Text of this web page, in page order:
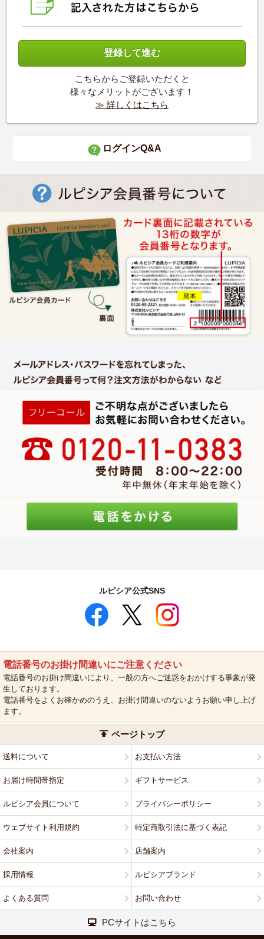
こちらからご登録いただくと
様々なメリットがございます！
≫ 詳しくはこちら
ルピシア公式SNS
電話番号のお掛け間違いにご注意ください
電話番号のお掛け間違いにより、一般の方へご迷惑をおかけする事象が発
生しております。
電話番号をよくお確かめのうえ、お掛け間違いのないようお願い申し上げ
ます。
ページトップ
送料について お支払い方法
お届け時間帯指定 ギフトサービス
ルピシア会員について プライバシーポリシー
ウェブサイト利用規約 特定商取引法に基づく表記
会社案内 店舗案内
採用情報 ルピシアブランド
よくある質問 お問い合わせ
PCサイトはこちら